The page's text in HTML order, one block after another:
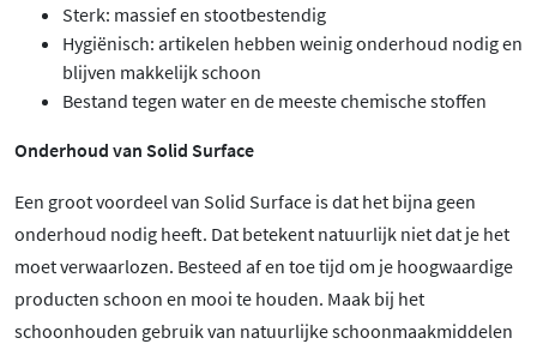
Sterk: massief en stootbestendig
Hygiënisch: artikelen hebben weinig onderhoud nodig en
blijven makkelijk schoon
Bestand tegen water en de meeste chemische stoffen
Onderhoud van Solid Surface
Een groot voordeel van Solid Surface is dat het bijna geen
onderhoud nodig heeft. Dat betekent natuurlijk niet dat je het
moet verwaarlozen. Besteed af en toe tijd om je hoogwaardige
producten schoon en mooi te houden. Maak bij het
schoonhouden gebruik van natuurlijke schoonmaakmiddelen